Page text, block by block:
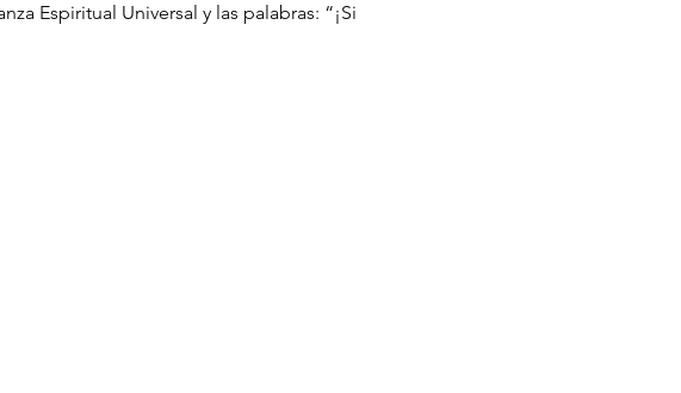
Espiritual Universal y las palabras: “¡Si